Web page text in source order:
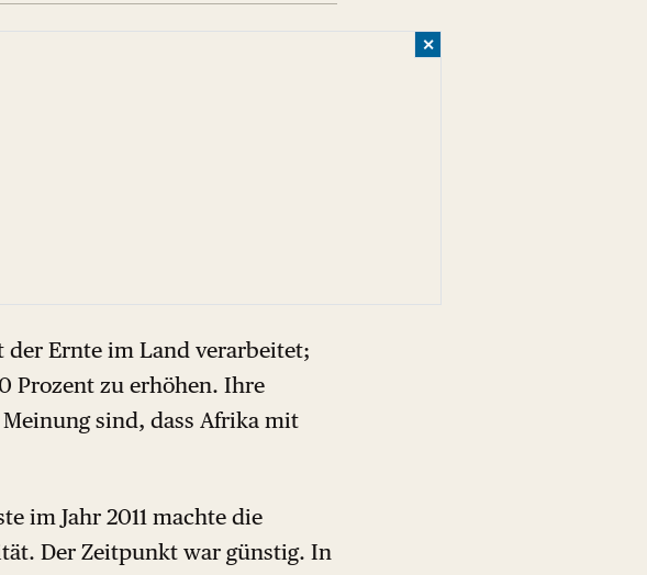
✕
der Ernte im Land verarbeitet;
Prozent zu erhöhen. Ihre
sind, dass Afrika mit
im Jahr 2011 machte die
Der Zeitpunkt war günstig. In